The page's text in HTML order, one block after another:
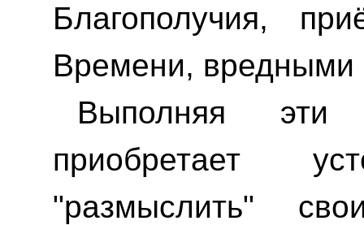
Благополучия,
Времени, вредными
Выполняя эти
приобретает
"размыслить"